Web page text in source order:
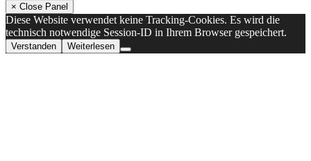
× Close Panel
Diese Website verwendet keine Tracking-Cookies. Es wird die
technisch notwendige Session-ID in Ihrem Browser gespeichert.
Verstanden Weiterlesen